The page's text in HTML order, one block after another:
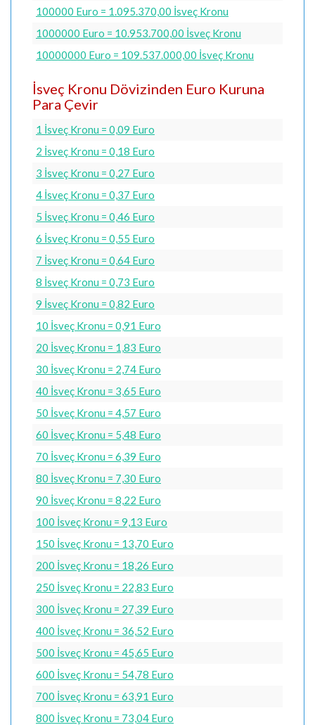
100000 Euro = 1.095.370,00 İsveç Kronu
1000000 Euro = 10.953.700,00 İsveç Kronu
10000000 Euro = 109.537.000,00 İsveç Kronu
İsveç Kronu Dövizinden Euro Kuruna
Para Çevir
1 İsveç Kronu = 0,09 Euro
2 İsveç Kronu = 0,18 Euro
3 İsveç Kronu = 0,27 Euro
4 İsveç Kronu = 0,37 Euro
5 İsveç Kronu = 0,46 Euro
6 İsveç Kronu = 0,55 Euro
7 İsveç Kronu = 0,64 Euro
8 İsveç Kronu = 0,73 Euro
9 İsveç Kronu = 0,82 Euro
10 İsveç Kronu = 0,91 Euro
20 İsveç Kronu = 1,83 Euro
30 İsveç Kronu = 2,74 Euro
40 İsveç Kronu = 3,65 Euro
50 İsveç Kronu = 4,57 Euro
60 İsveç Kronu = 5,48 Euro
70 İsveç Kronu = 6,39 Euro
80 İsveç Kronu = 7,30 Euro
90 İsveç Kronu = 8,22 Euro
100 İsveç Kronu = 9,13 Euro
150 İsveç Kronu = 13,70 Euro
200 İsveç Kronu = 18,26 Euro
250 İsveç Kronu = 22,83 Euro
300 İsveç Kronu = 27,39 Euro
400 İsveç Kronu = 36,52 Euro
500 İsveç Kronu = 45,65 Euro
600 İsveç Kronu = 54,78 Euro
700 İsveç Kronu = 63,91 Euro
800 İsveç Kronu = 73,04 Euro